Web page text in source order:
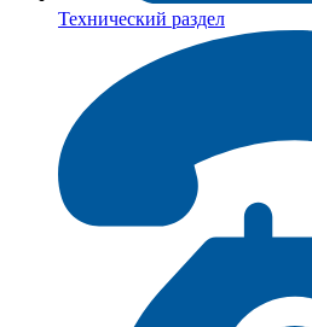
Технический раздел